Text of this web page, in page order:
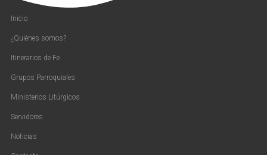
Inicio
¿Quiénes somos?
Itinerarios de Fe
Grupos Parroquiales
Ministerios Litúrgicos
Servidores
Noticias